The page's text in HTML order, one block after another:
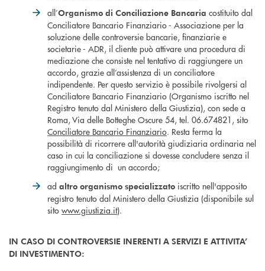
all’Organismo di Conciliazione Bancaria costituito dal
Conciliatore Bancario Finanziario - Associazione per la
soluzione delle controversie bancarie, finanziarie e
societarie - ADR, il cliente può attivare una procedura di
mediazione che consiste nel tentativo di raggiungere un
accordo, grazie all’assistenza di un conciliatore
indipendente. Per questo servizio è possibile rivolgersi al
Conciliatore Bancario Finanziario (Organismo iscritto nel
Registro tenuto dal Ministero della Giustizia), con sede a
Roma, Via delle Botteghe Oscure 54, tel. 06.674821, sito
Conciliatore Bancario Finanziario. Resta ferma la
possibilità di ricorrere all'autorità giudiziaria ordinaria nel
caso in cui la conciliazione si dovesse concludere senza il
raggiungimento di un accordo;
ad altro organismo specializzato iscritto nell'apposito
registro tenuto dal Ministero della Giustizia (disponibile sul
sito www.giustizia.it).
IN CASO DI CONTROVERSIE INERENTI A SERVIZI E ATTIVITA’
DI INVESTIMENTO: